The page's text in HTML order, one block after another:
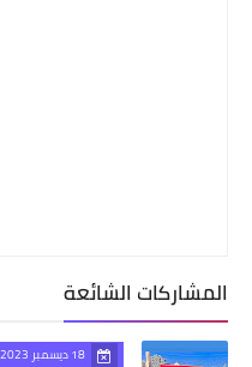
المشاركات الشائعة
18 ديسمبر 2023